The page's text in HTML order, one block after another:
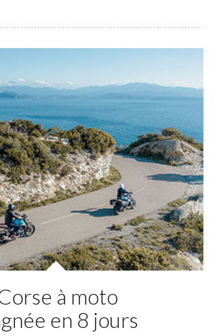
à moto
en 8 jours